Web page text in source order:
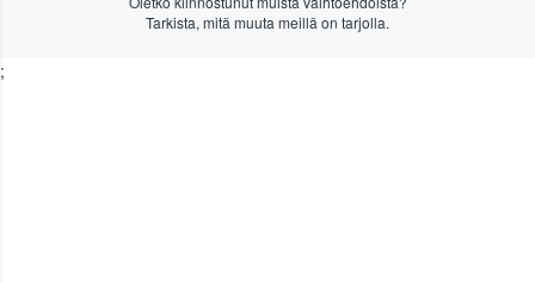
Tarkista, mitä muuta meillä on tarjolla.
;